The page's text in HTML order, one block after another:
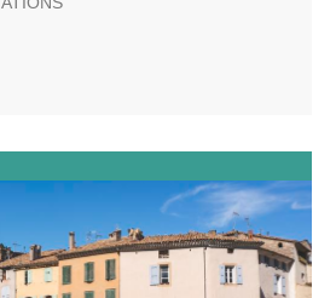
son cœur historique, ses remparts,
La montée vers la citadelle par la
à un parcours sur l’architecture
soldats.